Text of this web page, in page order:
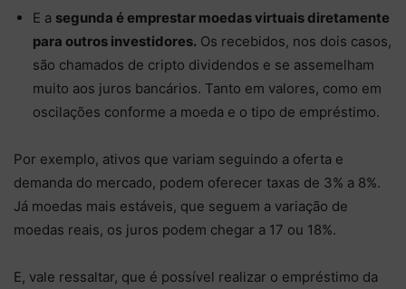
E a segunda é emprestar moedas virtuais diretamente
para outros investidores. Os recebidos, nos dois casos,
são chamados de cripto dividendos e se assemelham
muito aos juros bancários. Tanto em valores, como em
oscilações conforme a moeda e o tipo de empréstimo.
Por exemplo, ativos que variam seguindo a oferta e
demanda do mercado, podem oferecer taxas de 3% a 8%.
Já moedas mais estáveis, que seguem a variação de
moedas reais, os juros podem chegar a 17 ou 18%.
E, vale ressaltar, que é possível realizar o empréstimo da